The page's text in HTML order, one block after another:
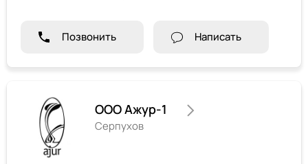
Позвонить Написать
ООО Ажур-1
Серпухов